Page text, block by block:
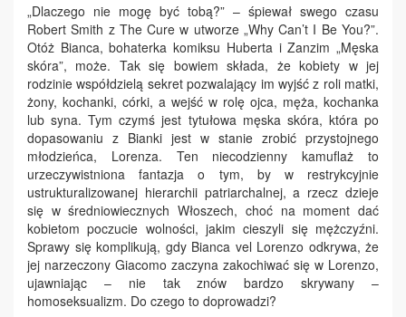
„Dlaczego nie mogę być tobą?” – śpiewał swego czasu
Robert Smith z The Cure w utworze „Why Can’t I Be You?”.
Otóż Bianca, bohaterka komiksu Huberta i Zanzim „Męska
skóra”, może. Tak się bowiem składa, że kobiety w jej
rodzinie współdzielą sekret pozwalający im wyjść z roli matki,
żony, kochanki, córki, a wejść w rolę ojca, męża, kochanka
lub syna. Tym czymś jest tytułowa męska skóra, która po
dopasowaniu z Bianki jest w stanie zrobić przystojnego
młodzieńca, Lorenza. Ten niecodzienny kamuflaż to
urzeczywistniona fantazja o tym, by w restrykcyjnie
ustrukturalizowanej hierarchii patriarchalnej, a rzecz dzieje
się w średniowiecznych Włoszech, choć na moment dać
kobietom poczucie wolności, jakim cieszyli się mężczyźni.
Sprawy się komplikują, gdy Bianca vel Lorenzo odkrywa, że
jej narzeczony Giacomo zaczyna zakochiwać się w Lorenzo,
ujawniając – nie tak znów bardzo skrywany –
homoseksualizm. Do czego to doprowadzi?